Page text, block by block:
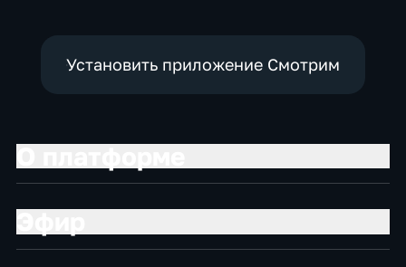
Установить приложение Смотрим